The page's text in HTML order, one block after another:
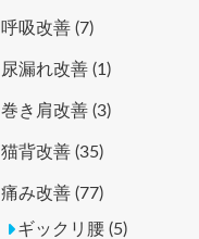
呼吸改善 (7)
尿漏れ改善 (1)
巻き肩改善 (3)
猫背改善 (35)
痛み改善 (77)
ギックリ腰 (5)